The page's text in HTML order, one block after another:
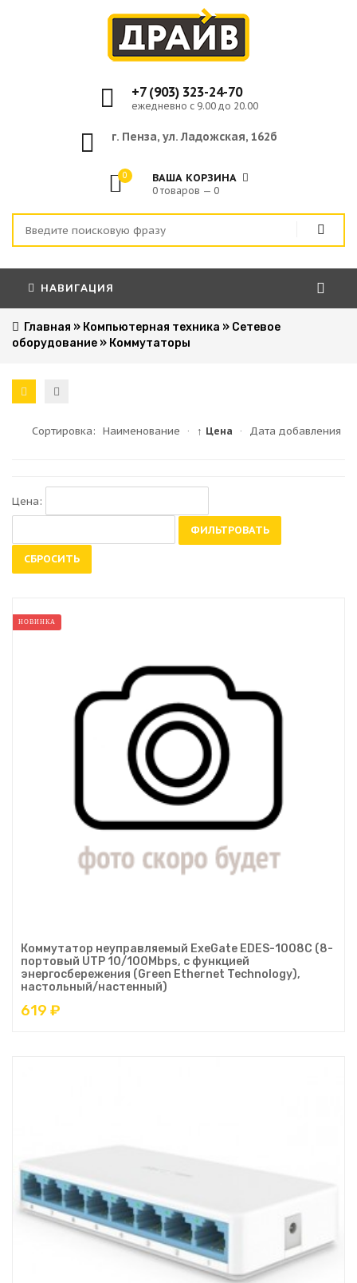
+7 (903) 323-24-70
ежедневно с 9.00 до 20.00
г. Пенза, ул. Ладожская, 162б
0 ВАША КОРЗИНА
0 товаров — 0
НАВИГАЦИЯ
Главная » Компьютерная техника » Сетевое
оборудование » Коммутаторы
Сортировка: Наименование · ↑ Цена · Дата добавления
Цена:
ФИЛЬТРОВАТЬ
СБРОСИТЬ
НОВИНКА
Коммутатор неуправляемый ExeGate EDES-1008C (8-
портовый UTP 10/100Mbps, с функцией
энергосбережения (Green Ethernet Technology),
настольный/настенный)
619 ₽